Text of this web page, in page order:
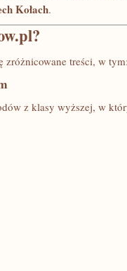
Kołach.
zróżnicowane treści, w
z klasy wyższej, w